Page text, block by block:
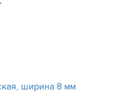
ширина 8 мм